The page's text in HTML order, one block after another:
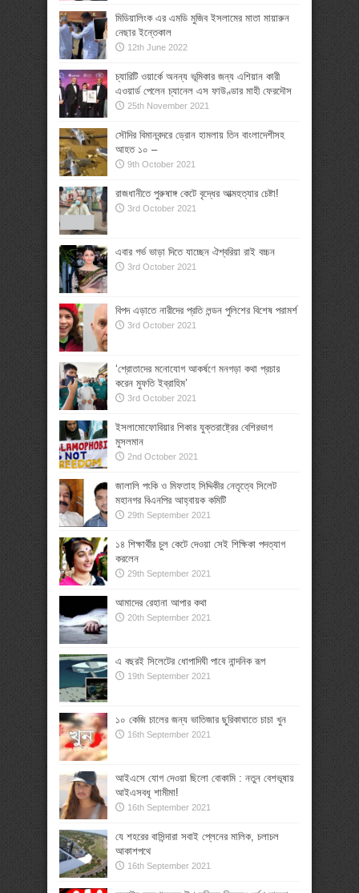
মিডিয়ালিংক এর এমডি মুজিব ইসলামের মাতা মায়ারুন
নেছার ইন্তেকাল
12th June 2022
চ্যারিটি ওয়ার্কে অনন্য ভূমিকার জন্য এশিয়ান কারী
এওয়ার্ড পেলেন চ্যানেল এস ফাউণ্ডার মাহী ফেরদৌস
25th November 2021
সৌদির বিমানবন্দরে ড্রোন হামলায় তিন বাংলাদেশীসহ
আহত ১০ –
9th October 2021
রাজধানীতে পুরুষাঙ্গ কেটে বৃদ্ধের আত্মহত্যার চেষ্টা!
3rd October 2021
এবার গর্ভ ভাড়া দিতে যাচ্ছেন ঐশ্বরিয়া রাই বচ্চন
3rd October 2021
বিপদ এড়াতে নারীদের প্রতি লন্ডন পুলিশের বিশেষ পরামর্শ
3rd October 2021
‘শ্রোতাদের মনোযোগ আকর্ষণে মনগড়া কথা প্রচার
করেন মুফতি ইব্রাহিম’
3rd October 2021
ইসলামোফোবিয়ার শিকার যুক্তরাষ্ট্রের বেশিরভাগ
মুসলমান
2nd October 2021
জালালি পংকি ও মিফতাহ সিদ্দিকীর নেতৃত্বে সিলেট
মহানগর বিএনপির আহ্বায়ক কমিটি
29th September 2021
১৪ শিক্ষার্থীর চুল কেটে দেওয়া সেই শিক্ষিকা পদত্যাগ
করলেন
29th September 2021
আমাদের রেহানা আপার কথা
20th September 2021
এ বছরই সিলেটের ধোপাদিঘী পাবে নান্দনিক রূপ
19th September 2021
১০ কেজি চালের জন্য ভাতিজার ছুরিকাঘাতে চাচা খুন
16th September 2021
আইএসে যোগ দেওয়া ছিলো বোকামি : নতুন বেশভূষায়
আইএসবধূ শামীমা!
16th September 2021
যে শহরের বাসিন্দারা সবাই প্লেনের মালিক, চলাচল
আকাশপথে
16th September 2021